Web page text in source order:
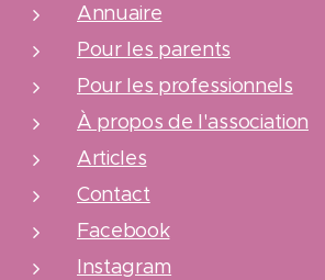
Annuaire
Pour les parents
Pour les professionnels
À propos de l'association
Articles
Contact
Facebook
Instagram